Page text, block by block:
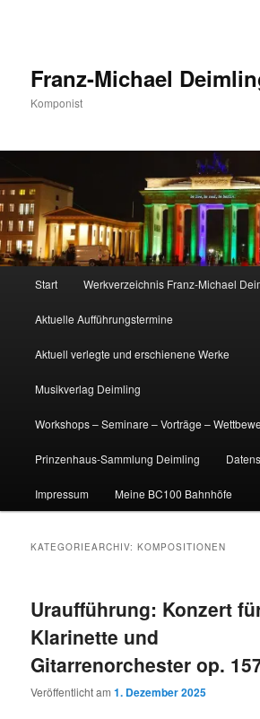
Franz-Michael
Komponist
Start Werkverzeichnis Franz-Michael
Aktuelle Aufführungstermine
Aktuell verlegte und erschienene Werke
Musikverlag Deimling
Workshops – Seminare – Vorträge –
Prinzenhaus-Sammlung Deimling
Impressum Meine BC100 Bahnhöfe
KATEGORIEARCHIV:KOMPOSITIONEN
Uraufführung: Konzert
Klarinette und
Gitarrenorchester op.
Veröffentlicht am1. Dezember 2025